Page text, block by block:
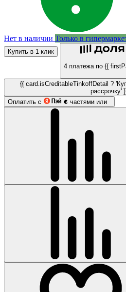
Нет в наличии Только в
Купить в 1 клик
4 платежа по {{
{{ card.isCreditableTinkoffDetail ?
рассрочку'
Оплатить с
частями или